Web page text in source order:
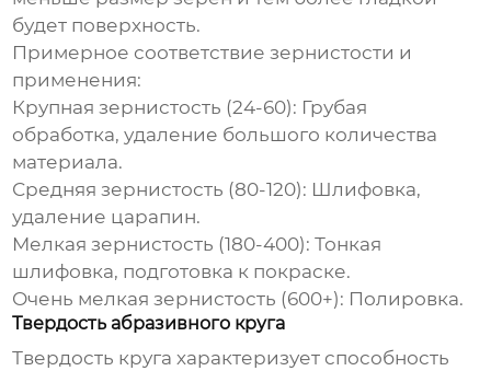
будет поверхность.
Примерное соответствие зернистости и
применения:
Крупная зернистость (24-60): Грубая
обработка, удаление большого количества
материала.
Средняя зернистость (80-120): Шлифовка,
удаление царапин.
Мелкая зернистость (180-400): Тонкая
шлифовка, подготовка к покраске.
Очень мелкая зернистость (600+): Полировка.
Твердость абразивного круга
Твердость круга характеризует способность